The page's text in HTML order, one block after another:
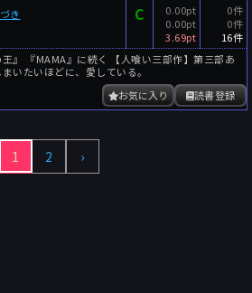
き C
0.00pt
0.00pt
3.69pt
0件
0件
16件
王』 『MAMA』に続く 【人喰い三部作】第三部あ
いたいほどに、愛している。
読書登録
お気に入り
1 2 ›